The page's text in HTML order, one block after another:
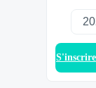
S'inscrire